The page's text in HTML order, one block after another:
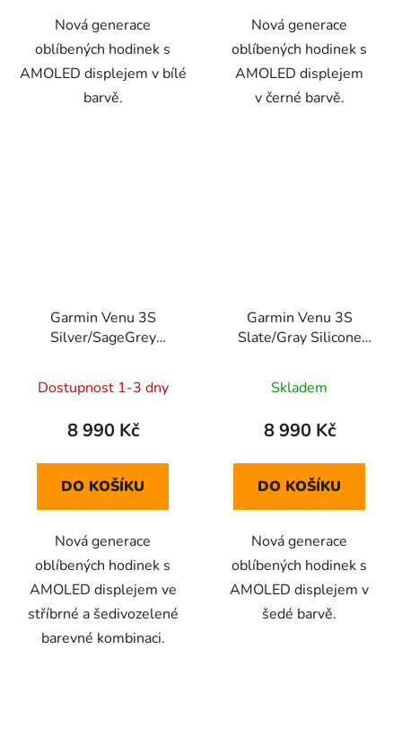
Nová generace
oblíbených hodinek s
AMOLED displejem v bílé
barvě.
Nová generace
oblíbených hodinek s
AMOLED displejem
v černé barvě.
Garmin Venu 3S
Silver/SageGrey
Dostupnost 1-3 dny
8 990 Kč
DO KOŠÍKU
Nová generace
oblíbených hodinek s
AMOLED displejem ve
stříbrné a šedivozelené
barevné kombinaci.
Garmin Venu 3S
Slate/Gray Silicone
Skladem
8 990 Kč
DO KOŠÍKU
Nová generace
oblíbených hodinek s
AMOLED displejem v
šedé barvě.